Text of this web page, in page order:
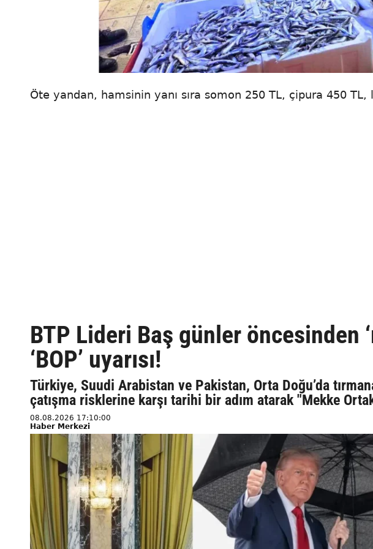
Öte yandan, hamsinin yanı sıra somon 250 TL, çipura 450
BTP Lideri Baş günler öncesinden
‘BOP’ uyarısı!
Türkiye, Suudi Arabistan ve Pakistan, Orta Doğu’da
çatışma risklerine karşı tarihi bir adım atarak "Mekke
08.08.2026 17:10:00
Haber Merkezi